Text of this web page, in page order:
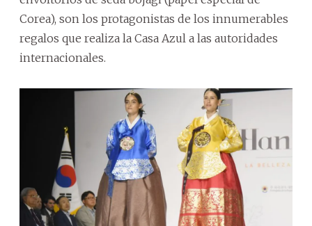
Corea), son los protagonistas de los innumerables
regalos que realiza la Casa Azul a las autoridades
internacionales.